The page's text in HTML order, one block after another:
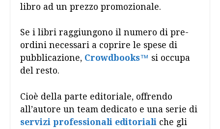
libro ad un prezzo promozionale.
Se i libri raggiungono il numero di pre-
ordini necessari a coprire le spese di
pubblicazione, Crowdbooks™ si occupa
del resto.
Cioè della parte editoriale, offrendo
all’autore un team dedicato e una serie di
servizi professionali editoriali che gli